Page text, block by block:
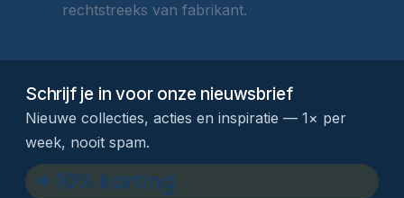
rechtstreeks van fabrikant.
Schrijf je in voor onze nieuwsbrief
Nieuwe collecties, acties en inspiratie — 1× per
week, nooit spam.
✦ 10% korting